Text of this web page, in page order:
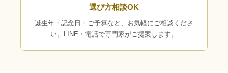
選び方相談OK
誕生年・記念日・ご予算など、お気軽にご相談くださ
い。LINE・電話で専門家がご提案します。